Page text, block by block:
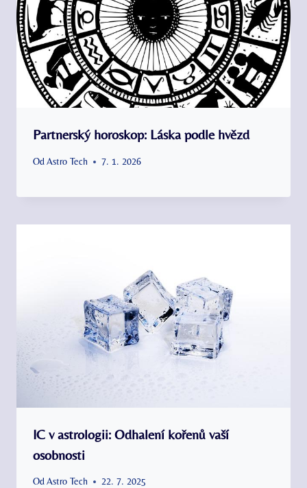
Partnerský horoskop: Láska podle hvězd
Od Astro Tech 7. 1. 2026
IC v astrologii: Odhalení kořenů vaší
osobnosti
OdAstro Tech 22. 7. 2025